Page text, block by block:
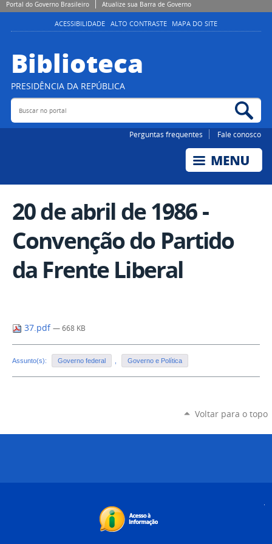
Portal do Governo Brasileiro Atualize sua Barra de Governo
ACESSIBILIDADE ALTO CONTRASTE MAPA DO SITE
Biblioteca
PRESIDÊNCIA DA REPÚBLICA
Buscar no portal
Perguntas frequentes Fale conosco
20 de abril de 1986 -
Convenção do Partido
da Frente Liberal
37.pdf — 668 KB
Assunto(s): Governo federal Governo e Política
Voltar para o topo